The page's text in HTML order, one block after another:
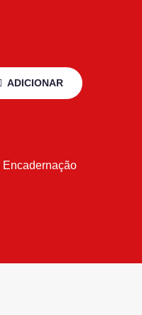
ADICIONAR
Encadernação